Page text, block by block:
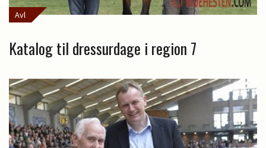
Avl
Katalog til dressurdage i region 7